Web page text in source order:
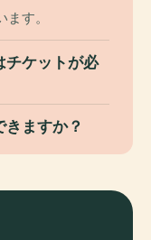
す。
チケットが必
ますか？